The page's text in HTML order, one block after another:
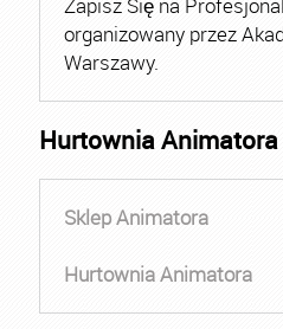
Zapisz Się na
organizowany przez
Warszawy.
Hurtownia Animatora
Sklep Animatora
Hurtownia Animatora